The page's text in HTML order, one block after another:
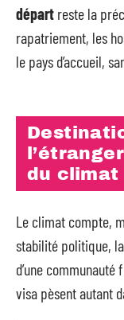
départ reste la
rapatriement, les
le pays d’accueil,
du climat
Le climat compte,
stabilité politique,
d’une communauté
visa pèsent autant